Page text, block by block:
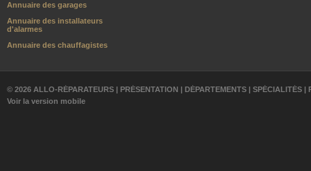
Annuaire des garages
Annuaire des installateurs
d'alarmes
Annuaire des chauffagistes
© 2026 ALLO-RÉPARATEURS | PRÉSENTATION | DÉPARTEMENTS | SPÉCIALITÉS |
Voir la version mobile